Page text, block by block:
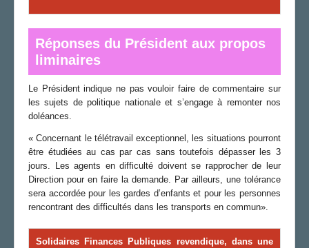
Réponses du Président aux propos
liminaires
Le Président indique ne pas vouloir faire de commentaire sur
les sujets de politique nationale et s’engage à remonter nos
doléances.
« Concernant le télétravail exceptionnel, les situations pourront
être étudiées au cas par cas sans toutefois dépasser les 3
jours. Les agents en difficulté doivent se rapprocher de leur
Direction pour en faire la demande. Par ailleurs, une tolérance
sera accordée pour les gardes d’enfants et pour les personnes
rencontrant des difficultés dans les transports en commun».
Solidaires Finances Publiques revendique, dans une